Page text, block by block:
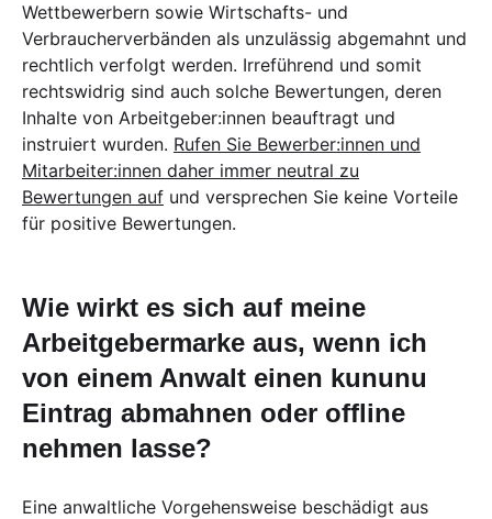
Wettbewerbern sowie Wirtschafts- und
Verbraucherverbänden als unzulässig abgemahnt und
rechtlich verfolgt werden. Irreführend und somit
rechtswidrig sind auch solche Bewertungen, deren
Inhalte von Arbeitgeber:innen beauftragt und
instruiert wurden. Rufen Sie Bewerber:innen und
Mitarbeiter:innen daher immer neutral zu
Bewertungen auf und versprechen Sie keine Vorteile
für positive Bewertungen.
Wie wirkt es sich auf meine
Arbeitgebermarke aus, wenn ich
von einem Anwalt einen kununu
Eintrag abmahnen oder offline
nehmen lasse?
Eine anwaltliche Vorgehensweise beschädigt aus